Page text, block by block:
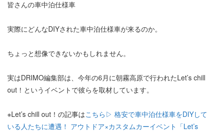
皆さんの車中泊仕様車
実際にどんなDIYされた車中泊仕様車が来るのか。
ちょっと想像できないかもしれません。
実はDRIMO編集部は、今年の6月に朝霧高原で行われたLet’s chill
out！というイベントで彼らを取材しています。
※Let’s chill out！の記事はこちら▷ 格安で車中泊仕様車をDIYして
いる人たちに遭遇！ アウトドア×カスタムカーイベント「Let’s